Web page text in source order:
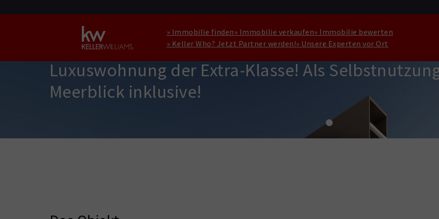
» Immobilie finden» Immobilie verkaufen» Immobilie bewerten
» Keller Who? Jetzt Partner werden!» Unsere Experten vor Ort
WOHNUNG ZU KAUFEN IN TRIKOMO
Luxuswohnung der Extra-Klasse! Als
Meerblick inklusive!